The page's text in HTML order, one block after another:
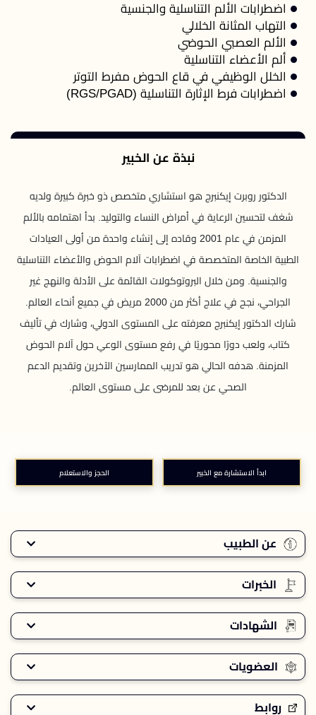
اضطرابات الألم التناسلية والجنسية
التهاب المثانة الخلالي
الألم العصبي الحوضي
ألم الأعضاء التناسلية
الخلل الوظيفي في قاع الحوض مفرط التوتر
اضطرابات فرط الإثارة التناسلية (RGS/PGAD)
نبذة عن الخبير
الدكتور روبرت إيكنبرج هو استشاري متخصص ذو خبرة كبيرة ولديه
شغف لتحسين الرعاية في أمراض النساء والتوليد. بدأ اهتمامه بالألم
المزمن في عام 2001 وقاده إلى إنشاء واحدة من أولى العيادات
الطبية الخاصة المتخصصة في اضطرابات آلام الحوض والأعضاء التناسلية
والجنسية. ومن خلال البروتوكولات القائمة على الأدلة والنهج غير
الجراحي، نجح في علاج أكثر من 2000 مريض في جميع أنحاء العالم.
شارك الدكتور إيكنبرج معرفته على المستوى الدولي، وشارك في تأليف
كتاب، ولعب دورًا محوريًا في رفع مستوى الوعي حول آلام الحوض
المزمنة. هدفه الحالي هو تدريب الممارسين الآخرين وتقديم الدعم
الصحي عن بعد للمرضى على مستوى العالم.
ابدأ الاستشارة مع الخبير الحجز والاستعلام
عن الطبيب
الخبرات
الشهادات
العضويات
روابط